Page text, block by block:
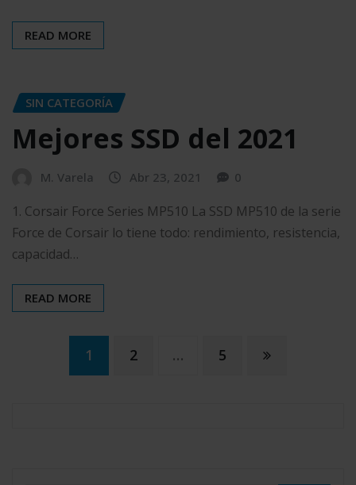
READ MORE
SIN CATEGORÍA
Mejores SSD del 2021
M. Varela Abr 23, 2021 0
1. Corsair Force Series MP510 La SSD MP510 de la serie
Force de Corsair lo tiene todo: rendimiento, resistencia,
capacidad…
READ MORE
Paginación
1 2 … 5